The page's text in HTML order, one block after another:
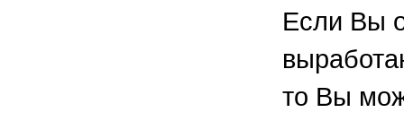
Если Вы
то Вы